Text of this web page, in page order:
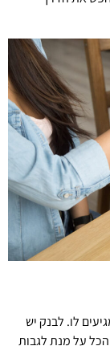
לו. לבנק יש
על מנת לגבות